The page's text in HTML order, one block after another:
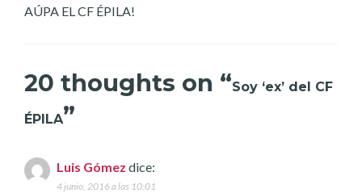
AÚPA EL CF ÉPILA!
20 thoughts on “Soy ‘ex’ del CF
ÉPILA”
Luis Gómez dice:
4 junio, 2016 a las 10:01